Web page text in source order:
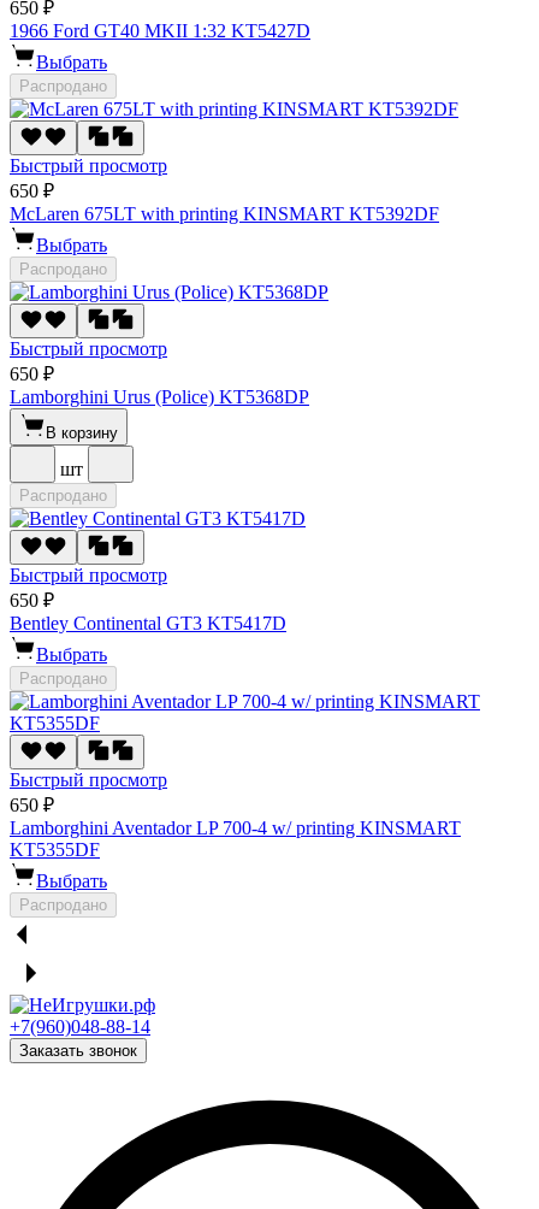
650 ₽
1966 Ford GT40 MKII 1:32 KT5427D
Выбрать
Распродано
Быстрый просмотр
650 ₽
McLaren 675LT with printing KINSMART KT5392DF
Выбрать
Распродано
Быстрый просмотр
650 ₽
Lamborghini Urus (Police) KT5368DP
В корзину
шт
Распродано
Быстрый просмотр
650 ₽
Bentley Continental GT3 KT5417D
Выбрать
Распродано
Быстрый просмотр
650 ₽
Lamborghini Aventador LP 700-4 w/ printing KINSMART
KT5355DF
Выбрать
Распродано
+7(960)048-88-14
Заказать звонок